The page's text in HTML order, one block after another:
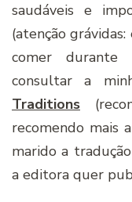
saudáveis e
(atenção
comer
consultar a
Traditions
recomendo mais
marido a
a editora quer